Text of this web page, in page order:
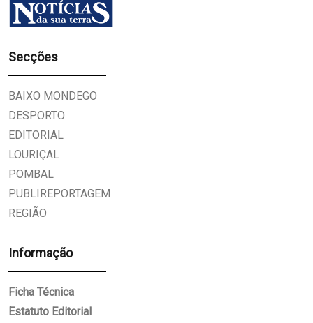
Secções
BAIXO MONDEGO
DESPORTO
EDITORIAL
LOURIÇAL
POMBAL
PUBLIREPORTAGEM
REGIÃO
Informação
Ficha Técnica
Estatuto Editorial